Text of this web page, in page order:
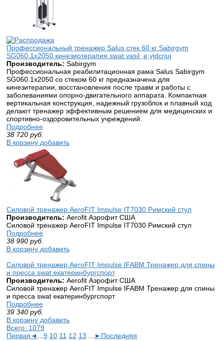
Профессиональный тренажер Salus стек 60 кг Sabirgym
SG060.1х2050 кинезиотерапия swat vasil ,e,yjdcrjuj
Производитель: Sabirgym
Профессиональная реабилитационная рама Salus Sabirgym
SG060.1х2050 со стеком 60 кг предназначена для
кинезитерапии, восстановления после травм и работы с
заболеваниями опорно-двигательного аппарата. Компактная
вертикальная конструкция, надежный грузоблок и плавный ход
делают тренажер эффективным решением для медицинских и
спортивно-оздоровительных учреждений.
Подробнее
38 720 руб.
В корзину добавить
Силовой тренажер AeroFIT Impulse IT7030 Римский стул
Производитель: Aerofit Аэрофит США
Силовой тренажер AeroFIT Impulse IT7030 Римский стул
Подробнее
38 990 руб.
В корзину добавить
Силовой тренажер AeroFIT Impulse IFABM Тренажер для спины
и пресса swat екатеринбургспорт
Производитель: Aerofit Аэрофит США
Силовой тренажер AeroFIT Impulse IFABM Тренажер для спины
и пресса swat екатеринбургспорт
Подробнее
39 340 руб.
В корзину добавить
Всего: 1079
Первая ◄ 9 10 11 12 13 ► Последняя